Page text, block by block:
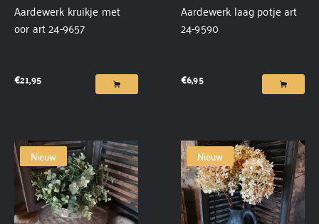
Aardewerk kruikje met
oor art 24-9657
€21,95
Aardewerk laag potje art
24-9590
€6,95
Nieuw Nieuw